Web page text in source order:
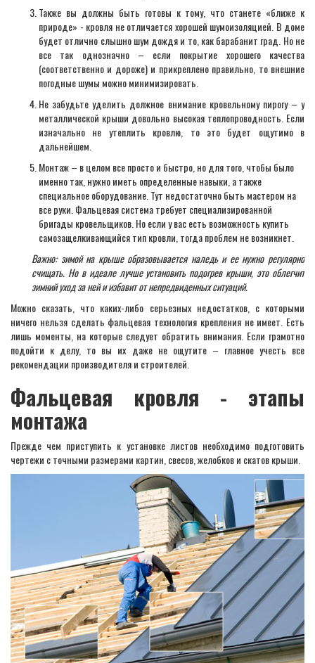
Также вы должны быть готовы к тому, что станете «ближе к
природе» - кровля не отличается хорошей шумоизоляцией. В доме
будет отлично слышно шум дождя и то, как барабанит град. Но не
все так однозначно – если покрытие хорошего качества
(соответственно и дороже) и прикреплено правильно, то внешние
погодные шумы можно минимизировать.
Не забудьте уделить должное внимание кровельному пирогу – у
металлической крыши довольно высокая теплопроводность. Если
изначально не утеплить кровлю, то это будет ощутимо в
дальнейшем.
Монтаж – в целом все просто и быстро, но для того, чтобы было
именно так, нужно иметь определенные навыки, а также
специальное оборудование. Тут недостаточно быть мастером на
все руки. Фальцевая система требует специализированной
бригады кровельщиков. Но если у вас есть возможность купить
самозащелкивающийся тип кровли, тогда проблем не возникнет.
Важно: зимой на крыше образовывается наледь и ее нужно регулярно
счищать. Но в идеале лучше установить подогрев крыши, это облегчит
зимний уход за ней и избавит от непредвиденных ситуаций.
Можно сказать, что каких-либо серьезных недостатков, с которыми
ничего нельзя сделать фальцевая технология крепления не имеет. Есть
лишь моменты, на которые следует обратить внимания. Если грамотно
подойти к делу, то вы их даже не ощутите – главное учесть все
рекомендации производителя и строителей.
Фальцевая кровля - этапы
монтажа
Прежде чем приступить к установке листов необходимо подготовить
чертежи с точными размерами картин, свесов, желобков и скатов крыши.